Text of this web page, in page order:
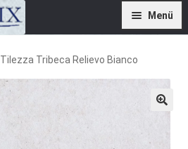
Menü
Tilezza Tribeca Relievo Bianco